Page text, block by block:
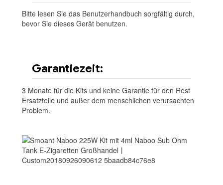
Bitte lesen Sie das Benutzerhandbuch sorgfältig durch,
bevor Sie dieses Gerät benutzen.
Garantiezeit:
3 Monate für die Kits und keine Garantie für den Rest
Ersatzteile und außer dem menschlichen verursachten
Problem.